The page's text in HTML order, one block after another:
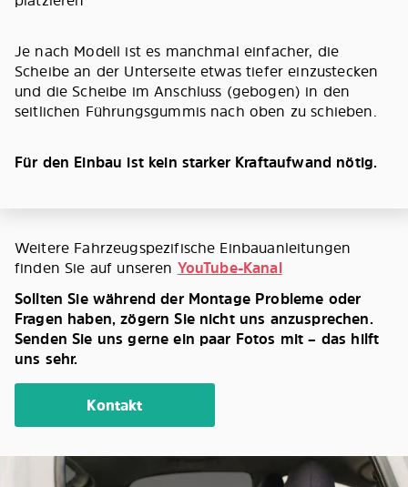
Je nach Modell ist es manchmal einfacher, die
Scheibe an der Unterseite etwas tiefer einzustecken
und die Scheibe im Anschluss (gebogen) in den
seitlichen Führungsgummis nach oben zu schieben.
Für den Einbau ist kein starker Kraftaufwand nötig.
Weitere Fahrzeugspezifische Einbauanleitungen
finden Sie auf unseren YouTube-Kanal
Sollten Sie während der Montage Probleme oder
Fragen haben, zögern Sie nicht uns anzusprechen.
Senden Sie uns gerne ein paar Fotos mit – das hilft
uns sehr.
Kontakt